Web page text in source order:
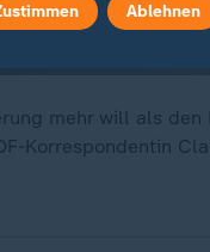
mehr will als den
Korrespondentin
Ablehnen